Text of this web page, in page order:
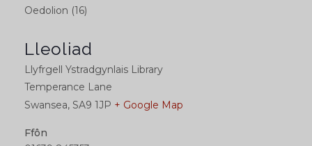
Oedolion (16)
Lleoliad
Llyfrgell Ystradgynlais Library
Temperance Lane
Swansea, SA9 1JP + Google Map
Ffôn